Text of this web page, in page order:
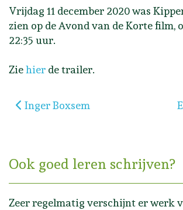
Vrijdag 11 december 2020 was
zien op de Avond van de Korte film,
22:35 uur.
Ziehier de trailer.
Vorig artikel: Inger Boxsem
Inger Boxsem
Ook goed leren schrijven?
Zeer regelmatig verschijnt er werk